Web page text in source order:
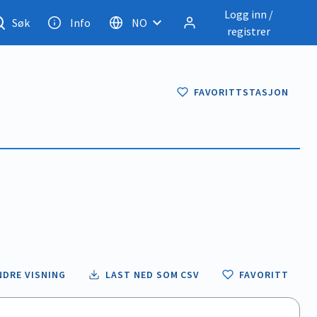
Søk Info NO
Logg inn /
registrer
FAVORITTSTASJON
VISNING LAST NED SOM CSV FAVORITT